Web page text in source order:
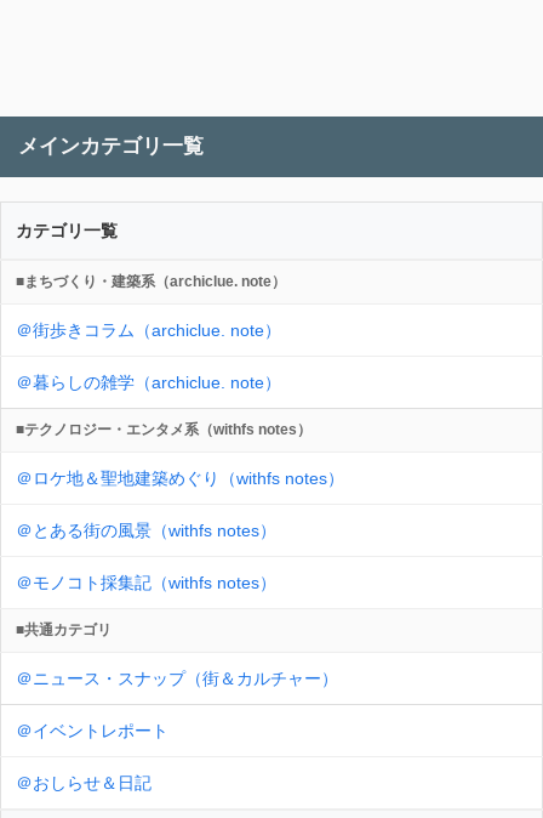
メインカテゴリ一覧
カテゴリ一覧
■まちづくり・建築系（archiclue. note）
＠街歩きコラム（archiclue. note）
＠暮らしの雑学（archiclue. note）
■テクノロジー・エンタメ系（withfs notes）
＠ロケ地＆聖地建築めぐり（withfs notes）
＠とある街の風景（withfs notes）
＠モノコト採集記（withfs notes）
■共通カテゴリ
＠ニュース・スナップ（街＆カルチャー）
＠イベントレポート
＠おしらせ＆日記